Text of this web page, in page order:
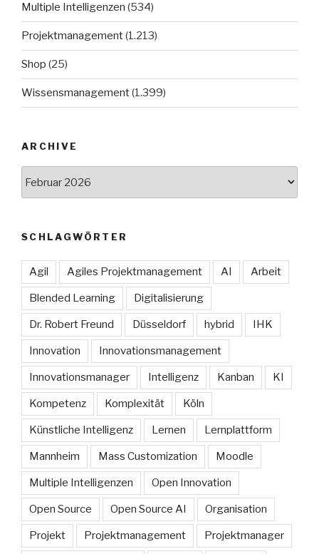
Multiple Intelligenzen (534)
Projektmanagement(1.213)
Shop (25)
Wissensmanagement(1.399)
ARCHIVE
SCHLAGWÖRTER
Agil Agiles Projektmanagement AI Arbeit
Blended Learning Digitalisierung
Dr. Robert Freund Düsseldorf hybrid IHK
Innovation Innovationsmanagement
Innovationsmanager Intelligenz Kanban KI
Kompetenz Komplexität Köln
Künstliche Intelligenz Lernen Lernplattform
Mannheim Mass Customization Moodle
Multiple Intelligenzen Open Innovation
Open Source Open Source AI Organisation
Projekt Projektmanagement Projektmanager